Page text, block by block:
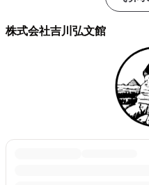
株式会社吉川弘文館